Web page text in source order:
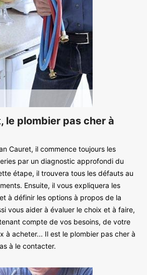
le plombier pas cher à
Cauret, il commence toujours les
par un diagnostic approfondi du
étape, il trouvera tous les défauts au
Ensuite, il vous expliquera les
à définir les options à propos de la
vous aider à évaluer le choix et à faire,
compte de vos besoins, de votre
à acheter... Il est le plombier pas cher à
à le contacter.